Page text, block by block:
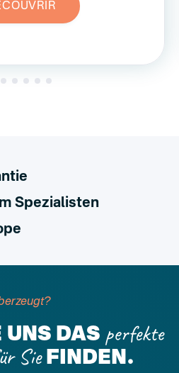
Spezialisten
UNS DAS perfekte
SieFINDEN.